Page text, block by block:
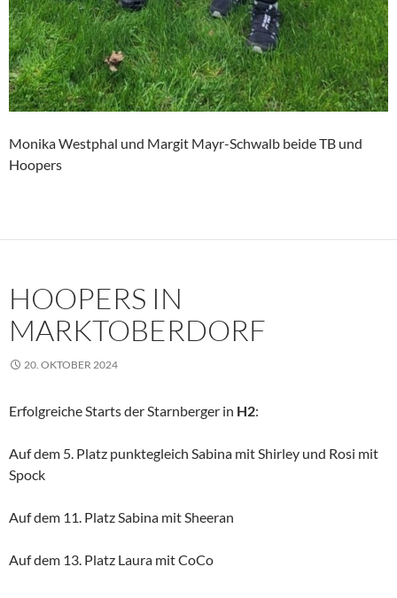
Monika Westphal und Margit Mayr-Schwalb beide TB und
Hoopers
HOOPERS IN
MARKTOBERDORF
20. OKTOBER 2024
Erfolgreiche Starts der Starnberger in H2:
Auf dem 5. Platz punktegleich Sabina mit Shirley und Rosi mit
Spock
Auf dem 11. Platz Sabina mit Sheeran
Auf dem 13. Platz Laura mit CoCo